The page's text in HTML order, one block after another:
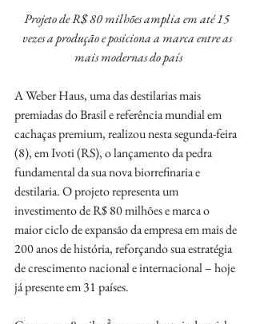
Projeto de R$ 80 milhões amplia em até 15
vezes a produção e posiciona a marca entre as
mais modernas do país
A Weber Haus, uma das destilarias mais
premiadas do Brasil e referência mundial em
cachaças premium, realizou nesta segunda-feira
(8), em Ivoti (RS), o lançamento da pedra
fundamental da sua nova biorrefinaria e
destilaria. O projeto representa um
investimento de R$ 80 milhões e marca o
maior ciclo de expansão da empresa em mais de
200 anos de história, reforçando sua estratégia
de crescimento nacional e internacional – hoje
já presente em 31 países.